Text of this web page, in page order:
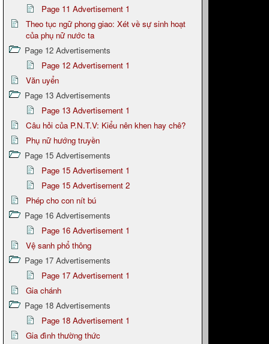
Page 11 Advertisement 1
Theo tục ngữ phong giao: Xét về sự sinh hoạt
của phụ nữ nước ta
Page 12 Advertisements
Page 12 Advertisement 1
Văn uyển
Page 13 Advertisements
Page 13 Advertisement 1
Câu hỏi của P.N.T.V: Kiểu nên khen hay chê?
Phụ nữ hướng truyền
Page 15 Advertisements
Page 15 Advertisement 1
Page 15 Advertisement 2
Phép cho con nít bú
Page 16 Advertisements
Page 16 Advertisement 1
Vệ sanh phổ thông
Page 17 Advertisements
Page 17 Advertisement 1
Gia chánh
Page 18 Advertisements
Page 18 Advertisement 1
Gia đình thường thức